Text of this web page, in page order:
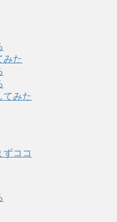
みた
てみた
ココ